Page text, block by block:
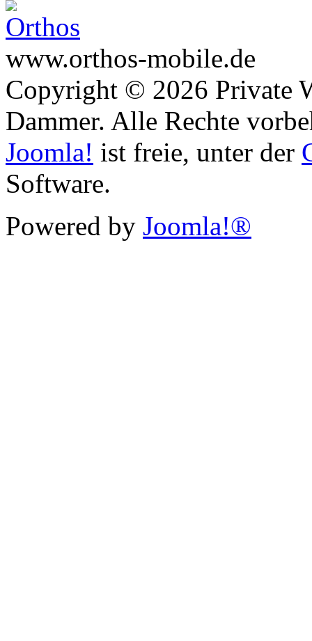
www.orthos-mobile.de
Copyright © 2026 Private
Dammer. Alle Rechte
Joomla! ist freie, unter der
Software.
Powered by Joomla!®